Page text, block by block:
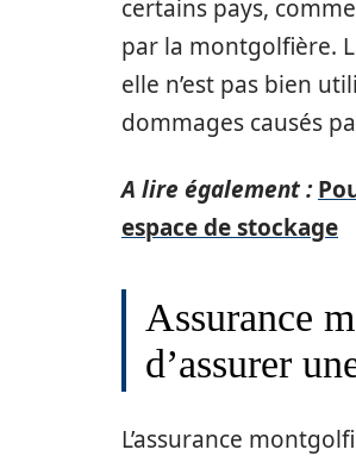
certains pays,
par la montgolfière.
elle n’est pas bien
dommages causés
A lire également :
espace de stockage
Assurance
d’assurer
L’assurance